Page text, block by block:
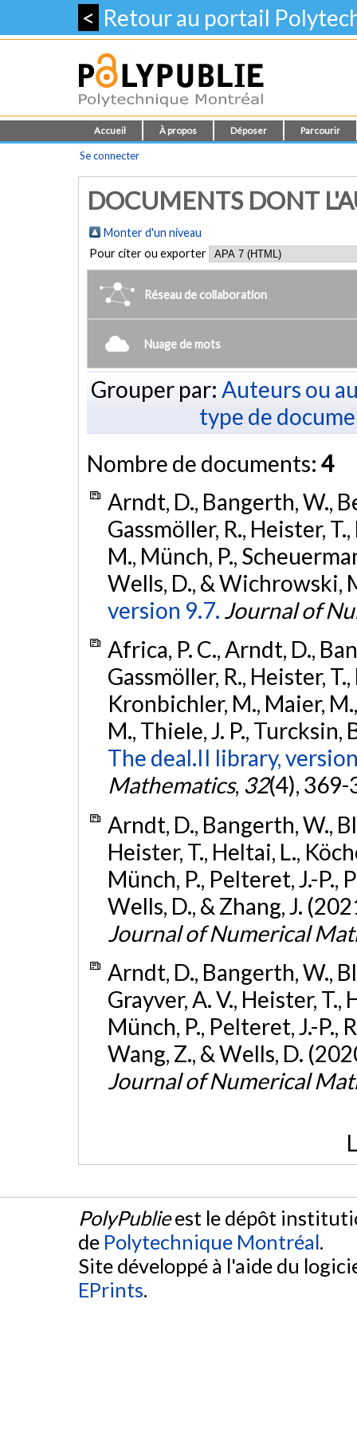
< Retour au portail
Accueil À propos Déposer Parcourir
Se connecter
DOCUMENTS DONT
Monter d'un niveau
Pour citer ou exporter
Réseau de collaboration
Nuage de mots
Grouper par: Auteurs ou
type de
Nombre de documents: 4
Arndt, D., Bangerth, W.,
Gassmöller, R., Heister,
M., Münch, P.,
Wells, D., & Wichrowski,
version 9.7. Journal of
Africa, P. C., Arndt, D.,
Gassmöller, R., Heister,
Kronbichler, M., Maier,
M., Thiele, J. P., Turcksin,
The deal.II library,
Mathematics, 32(4),
Arndt, D., Bangerth, W.,
Heister, T., Heltai, L.,
Münch, P., Pelteret, J.-P.,
Wells, D., & Zhang, J.
Journal of Numerical
Arndt, D., Bangerth, W.,
Grayver, A. V., Heister,
Münch, P., Pelteret, J.-P.,
Wang, Z., & Wells, D.
Journal of Numerical
PolyPublieest le dépôt
de Polytechnique Montréal.
Site développé à l'aide du
EPrints.